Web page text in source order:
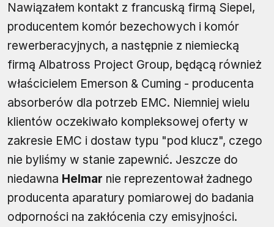
Nawiązałem kontakt z francuską firmą Siepel,
producentem komór bezechowych i komór
rewerberacyjnych, a następnie z niemiecką
firmą Albatross Project Group, będącą również
właścicielem Emerson & Cuming - producenta
absorberów dla potrzeb EMC. Niemniej wielu
klientów oczekiwało kompleksowej oferty w
zakresie EMC i dostaw typu "pod klucz", czego
nie byliśmy w stanie zapewnić. Jeszcze do
niedawna Helmar nie reprezentował żadnego
producenta aparatury pomiarowej do badania
odporności na zakłócenia czy emisyjności.